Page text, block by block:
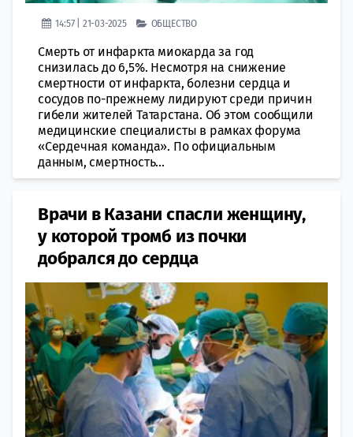
14:57 | 21-03-2025 ОБЩЕСТВО
Смерть от инфаркта миокарда за год
снизилась до 6,5%. Несмотря на снижение
смертности от инфаркта, болезни сердца и
сосудов по-прежнему лидируют среди причин
гибели жителей Татарстана. Об этом сообщили
медицинские специалисты в рамках форума
«Сердечная команда». По официальным
данным, смертность...
Врачи в Казани спасли женщину,
у которой тромб из почки
добрался до сердца